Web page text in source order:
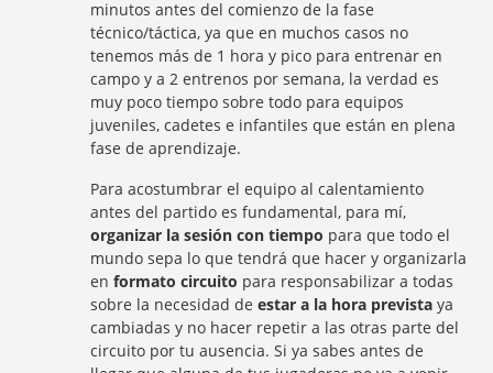
minutos antes del comienzo de la fase
técnico/táctica, ya que en muchos casos no
tenemos más de 1 hora y pico para entrenar en
campo y a 2 entrenos por semana, la verdad es
muy poco tiempo sobre todo para equipos
juveniles, cadetes e infantiles que están en plena
fase de aprendizaje.
Para acostumbrar el equipo al calentamiento
antes del partido es fundamental, para mí,
organizar la sesión con tiempo para que todo el
mundo sepa lo que tendrá que hacer y organizarla
enformato circuito para responsabilizar a todas
sobre la necesidad deestar a la hora prevista ya
cambiadas y no hacer repetir a las otras parte del
circuito por tu ausencia. Si ya sabes antes de